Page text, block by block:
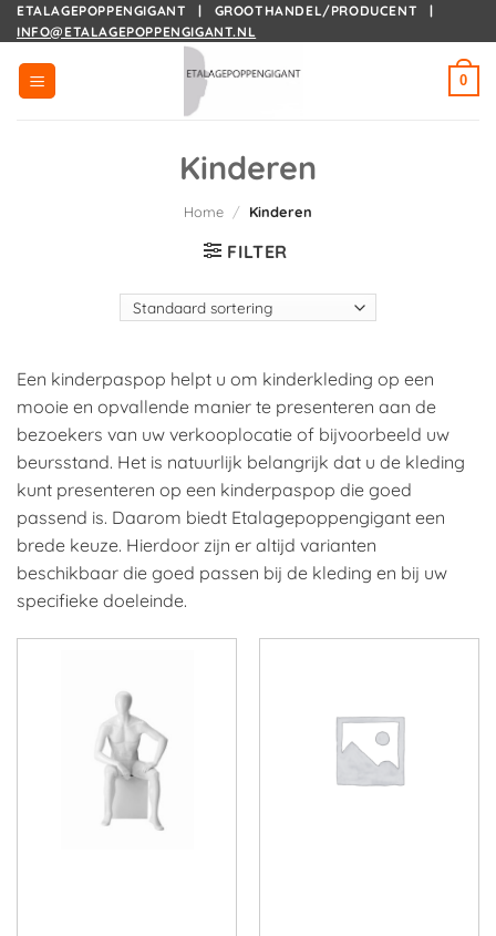
Ga
naar
inhoud
ETALAGEPOPPENGIGANT | GROOTHANDEL/PRODUCENT |
INFO@ETALAGEPOPPENGIGANT.NL
0
Kinderen
Home / Kinderen
FILTER
Een kinderpaspop helpt u om kinderkleding op een
mooie en opvallende manier te presenteren aan de
bezoekers van uw verkooplocatie of bijvoorbeeld uw
beursstand. Het is natuurlijk belangrijk dat u de kleding
kunt presenteren op een kinderpaspop die goed
passend is. Daarom biedt Etalagepoppengigant een
brede keuze. Hierdoor zijn er altijd varianten
beschikbaar die goed passen bij de kleding en bij uw
specifieke doeleinde.